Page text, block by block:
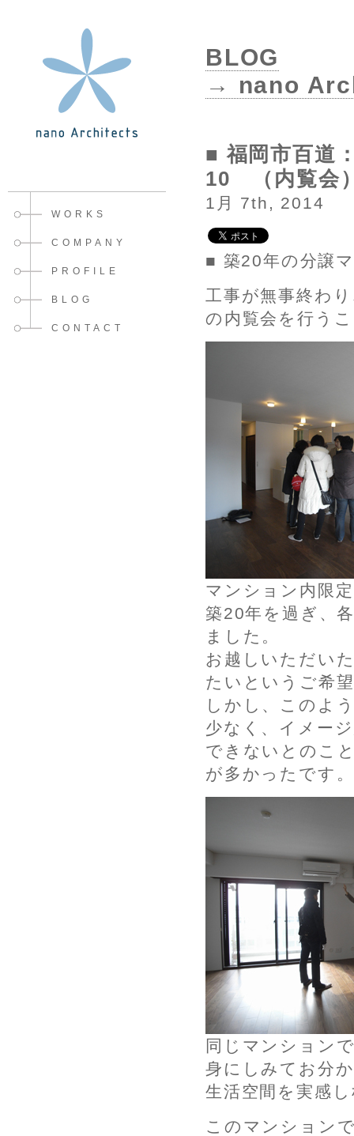
WORKS
COMPANY
PROFILE
BLOG
CONTACT
BLOG
→ nano
■ 福岡市百道
10 （内覧会
1月 7th, 2014
■ 築20年の分譲
工事が無事終わ
の内覧会を行う
マンション内限
築20年を過ぎ、
ました。
お越しいただい
たいというご希
しかし、このよ
少なく、イメー
できないとのこ
が多かったです。
同じマンション
身にしみてお分
生活空間を実感
このマンション